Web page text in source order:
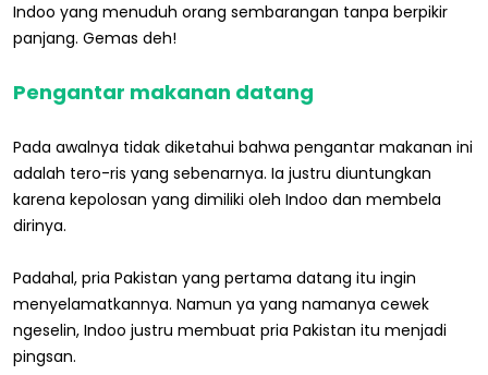
Indoo yang menuduh orang sembarangan tanpa berpikir
panjang. Gemas deh!
Pengantar makanan datang
Pada awalnya tidak diketahui bahwa pengantar makanan ini
adalah tero-ris yang sebenarnya. Ia justru diuntungkan
karena kepolosan yang dimiliki oleh Indoo dan membela
dirinya.
Padahal, pria Pakistan yang pertama datang itu ingin
menyelamatkannya. Namun ya yang namanya cewek
ngeselin, Indoo justru membuat pria Pakistan itu menjadi
pingsan.